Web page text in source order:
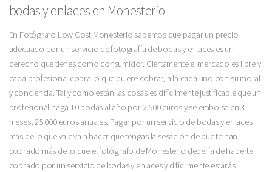
bodas y enlaces en Monesterio
En Fotógrafo Low Cost Monesterio sabemos que pagar un precio
adecuado por un servicio de fotografía de bodas y enlaces es un
derecho que tienes como consumidor. Ciertamente el mercado es libre y
cada profesional cobra lo que quiere cobrar, allá cada uno con su moral
y conciencia. Tal y como están las cosas es difícilmente justificable que un
profesional haga 10 bodas al año por 2.500 euros y se embolse en 3
meses, 25.000 euros anuales. Pagar por un servicio de bodas y enlaces
más de lo que vale va a hacer que tengas la sesación de que te han
cobrado más de lo que el fotógrafo de Monesterio debería de haberte
cobrado por un servicio de bodas y enlaces y difícilmente estarás